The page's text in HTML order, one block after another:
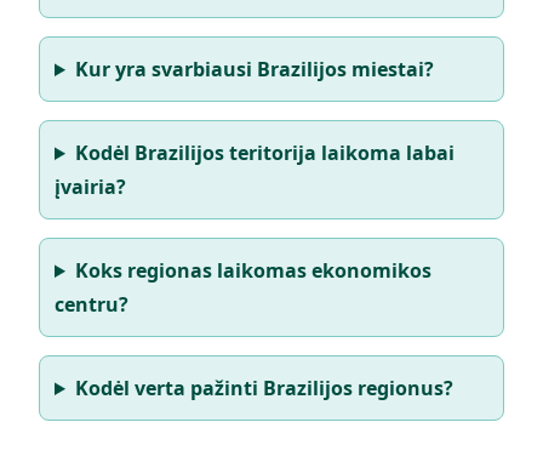
Kur yra svarbiausi Brazilijos miestai?
Kodėl Brazilijos teritorija laikoma labai
įvairia?
Koks regionas laikomas ekonomikos
centru?
Kodėl verta pažinti Brazilijos regionus?